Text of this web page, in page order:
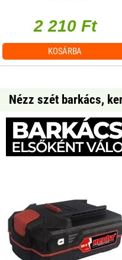
2 210 Ft
KOSÁRBA
Nézz szét barkács,